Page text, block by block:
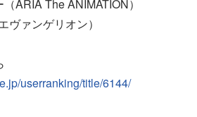
ARIA The ANIMATION）
ヴァンゲリオン）
userranking/title/6144/